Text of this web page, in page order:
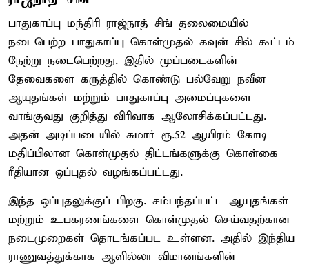
பாதுகாப்பு மந்திரி ராஜ்நாத் சிங் தலைமையில்
நடைபெற்ற பாதுகாப்பு கொள்முதல் கவுன் சில் கூட்டம்
நேற்று நடைபெற்றது. இதில் முப்படைகளின்
தேவைகளை கருத்தில் கொண்டு பல்வேறு நவீன
ஆயுதங்கள் மற்றும் பாதுகாப்பு அமைப்புகளை
வாங்குவது குறித்து விரிவாக ஆலோசிக்கப்பட்டது.
அதன் அடிப்படையில் சுமார் ரூ.52 ஆயிரம் கோடி
மதிப்பிலான கொள்முதல் திட்டங்களுக்கு கொள்கை
ரீதியான ஒப்புதல் வழங்கப்பட்டது.
இந்த ஒப்புதலுக்குப் பிறகு. சம்பந்தப்பட்ட ஆயுதங்கள்
மற்றும் உபகரணங்களை கொள்முதல் செய்வதற்கான
நடைமுறைகள் தொடங்கப்பட உள்ளன. அதில் இந்திய
ராணுவத்துக்காக ஆளில்லா விமானங்களின்